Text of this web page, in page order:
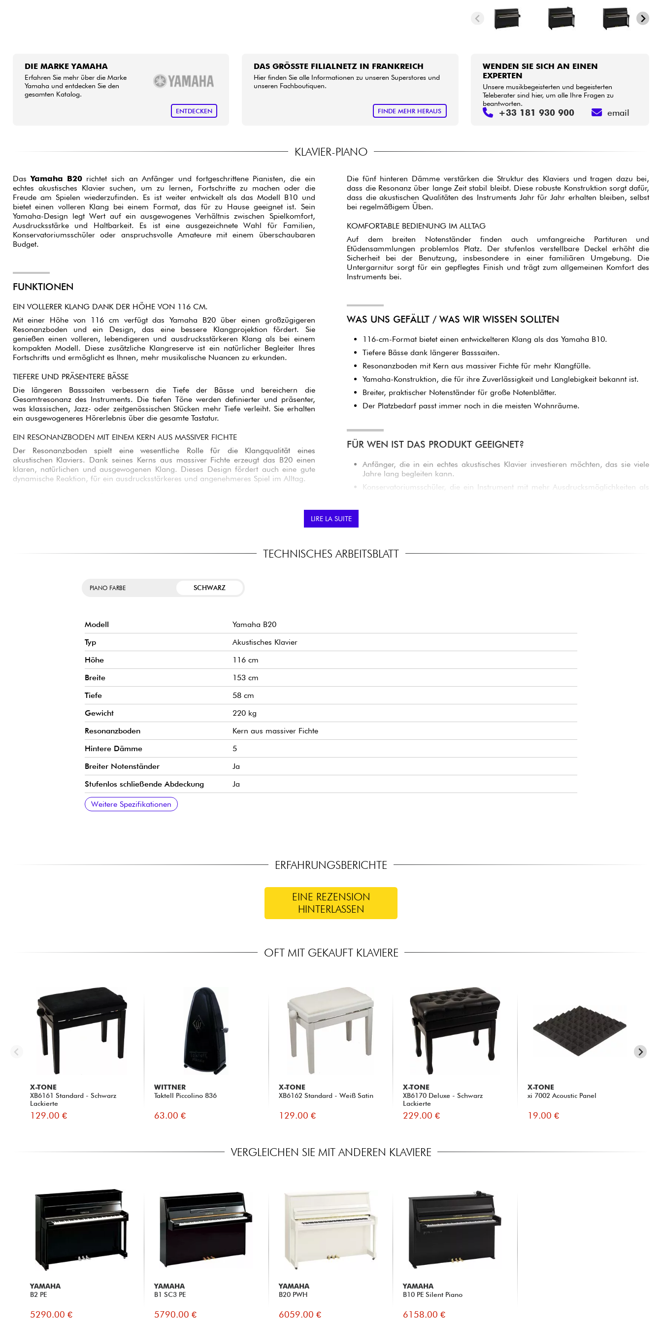
DIE MARKE YAMAHA
Erfahren Sie mehr über die Marke
Yamaha und entdecken Sie den
gesamten Katalog.
ENTDECKEN
DAS GRÖSSTE FILIALNETZ IN FRANKREICH
Hier finden Sie alle Informationen zu unseren Superstores und
unseren Fachboutiquen.
FINDE MEHR HERAUS
WENDEN SIE SICH AN EINEN
EXPERTEN
Unsere musikbegeisterten und begeisterten
Teleberater sind hier, um alle Ihre Fragen zu
beantworten.
+33 181 930 900 email
KLAVIER-PIANO
DasYamaha B20richtet sich an Anfänger und fortgeschrittene Pianisten, die ein
echtes akustisches Klavier suchen, um zu lernen, Fortschritte zu machen oder die
Freude am Spielen wiederzufinden. Es ist weiter entwickelt als das Modell B10 und
bietet einen volleren Klang bei einem Format, das für zu Hause geeignet ist. Sein
Yamaha-Design legt Wert auf ein ausgewogenes Verhältnis zwischen Spielkomfort,
Ausdrucksstärke und Haltbarkeit. Es ist eine ausgezeichnete Wahl für Familien,
Konservatoriumsschüler oder anspruchsvolle Amateure mit einem überschaubaren
Budget.
FUNKTIONEN
EIN VOLLERER KLANG DANK DER HÖHE VON 116 CM.
Mit einer Höhe von 116 cm verfügt das Yamaha B20 über einen großzügigeren
Resonanzboden und ein Design, das eine bessere Klangprojektion fördert. Sie
genießen einen volleren, lebendigeren und ausdrucksstärkeren Klang als bei einem
kompakten Modell. Diese zusätzliche Klangreserve ist ein natürlicher Begleiter Ihres
Fortschritts und ermöglicht es Ihnen, mehr musikalische Nuancen zu erkunden.
TIEFERE UND PRÄSENTERE BÄSSE
Die längeren Basssaiten verbessern die Tiefe der Bässe und bereichern die
Gesamtresonanz des Instruments. Die tiefen Töne werden definierter und präsenter,
was klassischen, Jazz- oder zeitgenössischen Stücken mehr Tiefe verleiht. Sie erhalten
ein ausgewogeneres Hörerlebnis über die gesamte Tastatur.
EIN RESONANZBODEN MIT EINEM KERN AUS MASSIVER FICHTE
Der Resonanzboden spielt eine wesentliche Rolle für die Klangqualität eines
akustischen Klaviers. Dank seines Kerns aus massiver Fichte erzeugt das B20 einen
klaren, natürlichen und ausgewogenen Klang. Dieses Design fördert auch eine gute
dynamische Reaktion, für ein ausdrucksstärkeres und angenehmeres Spiel im Alltag.
Das B20 verfügt über optimierte Hämmer, die zu einem satten Klang und einem
gleichmäßigen Anschlag beitragen. Ob Sie an technischen Übungen oder Ihren
Lieblingsstücken arbeiten, Sie profitieren von einer gleichmäßigen Ansprache und einer
Die fünf hinteren Dämme verstärken die Struktur des Klaviers und tragen dazu bei,
dass die Resonanz über lange Zeit stabil bleibt. Diese robuste Konstruktion sorgt dafür,
dass die akustischen Qualitäten des Instruments Jahr für Jahr erhalten bleiben, selbst
bei regelmäßigem Üben.
KOMFORTABLE BEDIENUNG IM ALLTAG
Auf dem breiten Notenständer finden auch umfangreiche Partituren und
Etüdensammlungen problemlos Platz. Der stufenlos verstellbare Deckel erhöht die
Sicherheit bei der Benutzung, insbesondere in einer familiären Umgebung. Die
Untergarnitur sorgt für ein gepflegtes Finish und trägt zum allgemeinen Komfort des
Instruments bei.
WAS UNS GEFÄLLT / WAS WIR WISSEN SOLLTEN
116-cm-Format bietet einen entwickelteren Klang als das Yamaha B10.
Tiefere Bässe dank längerer Basssaiten.
Resonanzboden mit Kern aus massiver Fichte für mehr Klangfülle.
Yamaha-Konstruktion, die für ihre Zuverlässigkeit und Langlebigkeit bekannt ist.
Breiter, praktischer Notenständer für große Notenblätter.
Der Platzbedarf passt immer noch in die meisten Wohnräume.
FÜR WEN IST DAS PRODUKT GEEIGNET?
Anfänger, die in ein echtes akustisches Klavier investieren möchten, das sie viele
Jahre lang begleiten kann.
Konservatoriumsschüler, die ein Instrument mit mehr Ausdrucksmöglichkeiten als
An alle, die nach dem besten Kompromiss zwischen Kompaktheit, Klangqualität
LIRE LA SUITE
TECHNISCHES ARBEITSBLATT
PIANO FARBE SCHWARZ
Modell
Yamaha B20
Typ
Akustisches Klavier
Höhe
116 cm
Breite
153 cm
Tiefe
58 cm
Gewicht
220 kg
Resonanzboden
Kern aus massiver Fichte
Hintere Dämme
5
Breiter Notenständer
Ja
Stufenlos schließende Abdeckung
Ja
Untergarnitur
Mechanisch
Herkunft des Rahmens
Saiten
Weitere Spezifikationen
ERFAHRUNGSBERICHTE
EINE REZENSION
HINTERLASSEN
OFT MIT GEKAUFT KLAVIERE
X-TONE
XB6161 Standard - Schwarz
Lackierte
129.00 €
WITTNER
Taktell Piccolino 836
63.00 €
X-TONE
XB6162 Standard - Weiß Satin
129.00 €
X-TONE
XB6170 Deluxe - Schwarz
Lackierte
229.00 €
X-TONE
xi 7002 Acoustic Panel
19.00 €
VERGLEICHEN SIE MIT ANDEREN KLAVIERE
YAMAHA
B2 PE
5290.00 €
YAMAHA
B1 SC3 PE
5790.00 €
YAMAHA
B20 PWH
6059.00 €
YAMAHA
B10 PE Silent Piano
6158.00 €